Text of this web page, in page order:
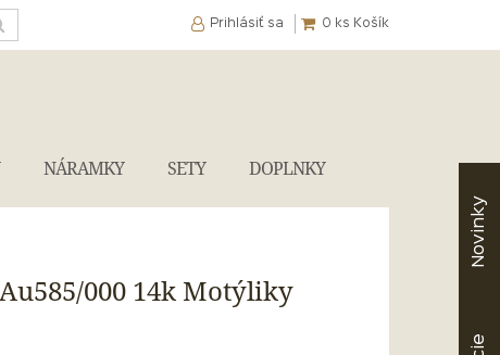
Prihlásiť sa 0 ks Košík
NÁRAMKY SETY DOPLNKY
Novinky
000 14k Motýliky